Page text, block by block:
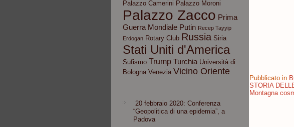
Palazzo Camerini Palazzo Moroni
Palazzo Zacco Prima
Guerra Mondiale Putin Recep Tayyip
Erdogan Rotary Club Russia Siria
Stati Uniti d'America
Sufismo Trump Turchia Università di
Bologna Venezia Vicino Oriente
20 febbraio 2020: Conferenza
“Geopolitica di una epidemia”, a
Padova
Pubblicato in
STORIA
Montagna